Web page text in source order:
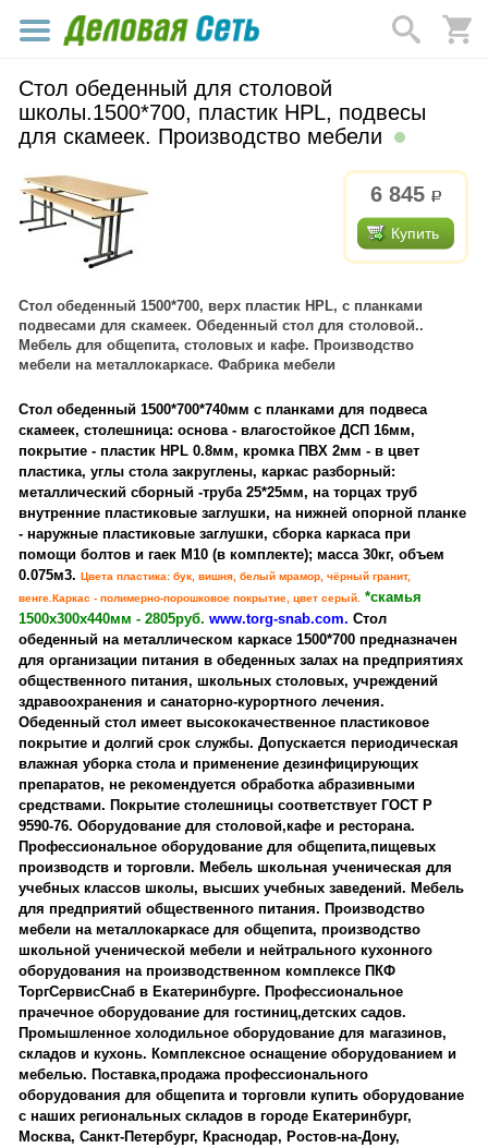
Стол обеденный для столовой
школы.1500*700, пластик HPL, подвесы
для скамеек. Производство мебели
6 845 р.
Купить
Стол обеденный 1500*700, верх пластик HPL, с планками
подвесами для скамеек. Обеденный стол для столовой..
Мебель для общепита, столовых и кафе. Производство
мебели на металлокаркасе. Фабрика мебели
Стол обеденный 1500*700*740мм с планками для подвеса
скамеек, столешница: основа - влагостойкое ДСП 16мм,
покрытие - пластик HPL 0.8мм, кромка ПВХ 2мм - в цвет
пластика, углы стола закруглены, каркас разборный:
металлический сборный -труба 25*25мм, на торцах труб
внутренние пластиковые заглушки, на нижней опорной планке
- наружные пластиковые заглушки, сборка каркаса при
помощи болтов и гаек М10 (в комплекте); масса 30кг, объем
0.075м3. Цвета пластика: бук, вишня, белый мрамор, чёрный гранит,
венге.Каркас - полимерно-порошковое покрытие, цвет серый.
*скамья
1500х300х440мм - 2805руб. www.torg-snab.com. Стол
обеденный на металлическом каркасе 1500*700 предназначен
для организации питания в обеденных залах на предприятиях
общественного питания, школьных столовых, учреждений
здравоохранения и санаторно-курортного лечения.
Обеденный стол имеет высококачественное пластиковое
покрытие и долгий срок службы. Допускается периодическая
влажная уборка стола и применение дезинфицирующих
препаратов, не рекомендуется обработка абразивными
средствами. Покрытие столешницы соответствует ГОСТ Р
9590-76. Оборудование для столовой,кафе и ресторана.
Профессиональное оборудование для общепита,пищевых
производств и торговли. Мебель школьная ученическая для
учебных классов школы, высших учебных заведений. Мебель
для предприятий общественного питания. Производство
мебели на металлокаркасе для общепита, производство
школьной ученической мебели и нейтрального кухонного
оборудования на производственном комплексе ПКФ
ТоргСервисСнаб в Екатеринбурге. Профессиональное
прачечное оборудование для гостиниц,детских садов.
Промышленное холодильное оборудование для магазинов,
складов и кухонь. Комплексное оснащение оборудованием и
мебелью. Поставка,продажа профессионального
оборудования для общепита и торговли купить оборудование
с наших региональных складов в городе Екатеринбург,
Москва, Санкт-Петербург, Краснодар, Ростов-на-Дону,